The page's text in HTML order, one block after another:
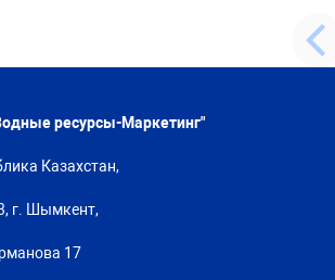
ресурсы-Маркетинг"
Казахстан,
г. Шымкент,
17